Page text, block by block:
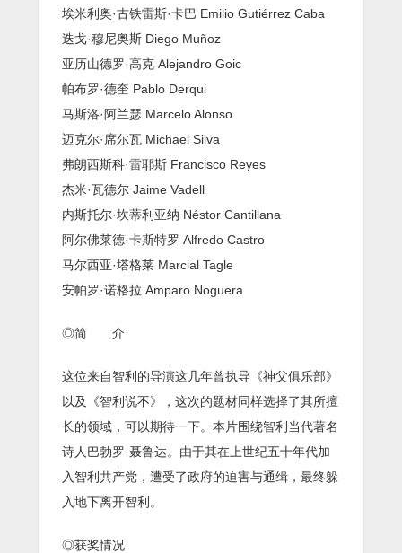
埃米利奥·古铁雷斯·卡巴 Emilio Gutiérrez Caba
迭戈·穆尼奥斯 Diego Muñoz
亚历山德罗·高克 Alejandro Goic
帕布罗·德奎 Pablo Derqui
马斯洛·阿兰瑟 Marcelo Alonso
迈克尔·席尔瓦 Michael Silva
弗朗西斯科·雷耶斯 Francisco Reyes
杰米·瓦德尔 Jaime Vadell
内斯托尔·坎蒂利亚纳 Néstor Cantillana
阿尔佛莱德·卡斯特罗 Alfredo Castro
马尔西亚·塔格莱 Marcial Tagle
安帕罗·诺格拉 Amparo Noguera
◎简 介
这位来自智利的导演这几年曾执导《神父俱乐部》
以及《智利说不》，这次的题材同样选择了其所擅
长的领域，可以期待一下。本片围绕智利当代著名
诗人巴勃罗·聂鲁达。由于其在上世纪五十年代加
入智利共产党，遭受了政府的迫害与通缉，最终躲
入地下离开智利。
◎获奖情况